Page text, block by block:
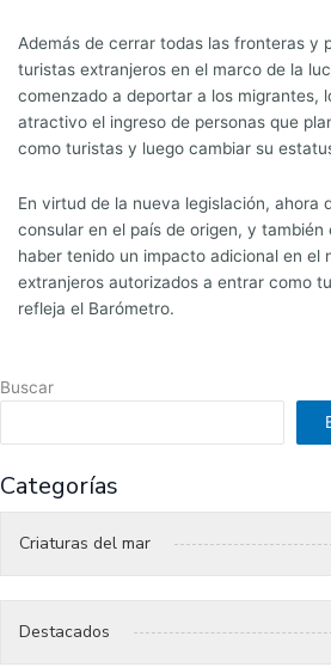
Además de cerrar todas las fronteras y
turistas extranjeros en el marco de la
comenzado a deportar a los migrantes,
atractivo el ingreso de personas que
como turistas y luego cambiar su
En virtud de la nueva legislación, ahora
consular en el país de origen, y también
haber tenido un impacto adicional en el
extranjeros autorizados a entrar como
refleja el Barómetro.
Buscar
Categorías
Criaturas del mar
Destacados